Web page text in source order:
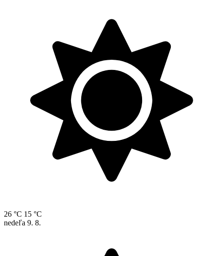
26 °C 15 °C
nedeľa 9. 8.